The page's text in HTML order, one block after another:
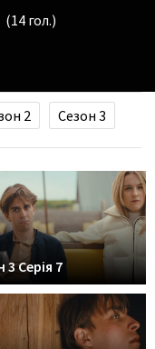
(14гол.)
2 Сезон 3
3 Серія 7